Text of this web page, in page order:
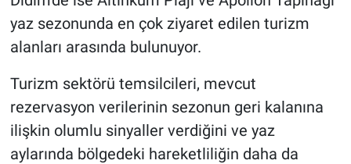
yaz sezonunda en çok ziyaret edilen turizm
alanları arasında bulunuyor.
Turizm sektörü temsilcileri, mevcut
rezervasyon verilerinin sezonun geri kalanına
ilişkin olumlu sinyaller verdiğini ve yaz
aylarında bölgedeki hareketliliğin daha da